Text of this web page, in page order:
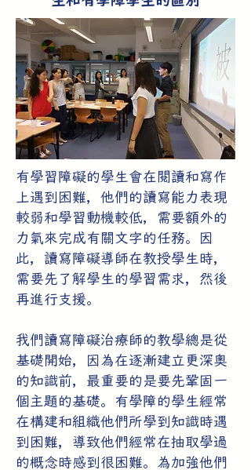
有學習障礙的學生會在閱讀和寫作
上遇到困難，他們的讀寫能力表現
較弱和學習動機較低，需要額外的
力氣來完成有關文字的任務。因
此，讀寫障礙導師在教授學生時，
需要先了解學生的學習需求，然後
再進行支援。
我們讀寫障礙治療師的教學總是從
基礎開始，因為在逐漸建立更深奧
的知識前，最重要的是要先鞏固一
個主題的基礎。有學障的學生經常
在構建和組織他們所學到知識時遇
到困難，導致他們經常在抽取學過
的概念時感到很困難。為加強他們